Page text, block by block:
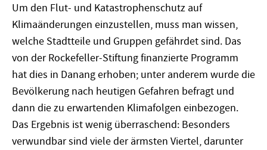
Um den Flut- und Katastrophenschutz auf
Klimaänderungen einzustellen, muss man wissen,
welche Stadtteile und Gruppen gefährdet sind. Das
von der Rockefeller-Stiftung finanzierte Programm
hat dies in Danang erhoben; unter anderem wurde die
Bevölkerung nach heutigen Gefahren befragt und
dann die zu erwartenden Klimafolgen einbezogen.
Das Ergebnis ist wenig überraschend: Besonders
verwundbar sind viele der ärmsten Viertel, darunter